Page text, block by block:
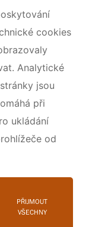
cookies
Analytické
jsou
při
ukládání
od
PŘIJMOUT
VŠECHNY